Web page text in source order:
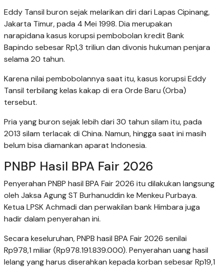
Eddy Tansil buron sejak melarikan diri dari Lapas Cipinang,
Jakarta Timur, pada 4 Mei 1998. Dia merupakan
narapidana kasus korupsi pembobolan kredit Bank
Bapindo sebesar Rp1,3 triliun dan divonis hukuman penjara
selama 20 tahun.
Karena nilai pembobolannya saat itu, kasus korupsi Eddy
Tansil terbilang kelas kakap di era Orde Baru (Orba)
tersebut.
Pria yang buron sejak lebih dari 30 tahun silam itu, pada
2013 silam terlacak di China. Namun, hingga saat ini masih
belum bisa diamankan aparat Indonesia.
PNBP Hasil BPA Fair 2026
Penyerahan PNBP hasil BPA Fair 2026 itu dilakukan langsung
oleh Jaksa Agung ST Burhanuddin ke Menkeu Purbaya.
Ketua LPSK Achmadi dan perwakilan bank Himbara juga
hadir dalam penyerahan ini.
Secara keseluruhan, PNPB hasil BPA Fair 2026 senilai
Rp978,1 miliar (Rp978.191.839.000). Penyerahan uang hasil
lelang yang harus diserahkan kepada korban sebesar Rp19,1